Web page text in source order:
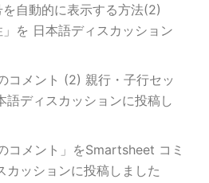
を自動的に表示する方法(2)
を 日本語ディスカッション
コメント (2) 親行・子行セッ
語ディスカッションに投稿し
コメント」をSmartsheet コミ
カッションに投稿しました